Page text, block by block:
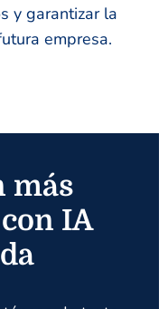
y garantizar la
empresa.
más
IA